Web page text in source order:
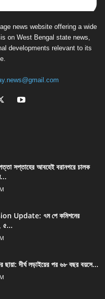
news website offering a wide
on West Bengal state news,
developments relevant to its
সপ্তাহের আবহেই বরানগরে চালক
Update: ৭ম পে কমিশনের
৫...
ছায়া: দীর্ঘ লড়াইয়ের পর ৬৮ বছর বয়সে...